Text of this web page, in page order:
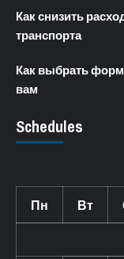
Как снизить
транспорта
Как выбрать
вам
Schedules
Пн Вт